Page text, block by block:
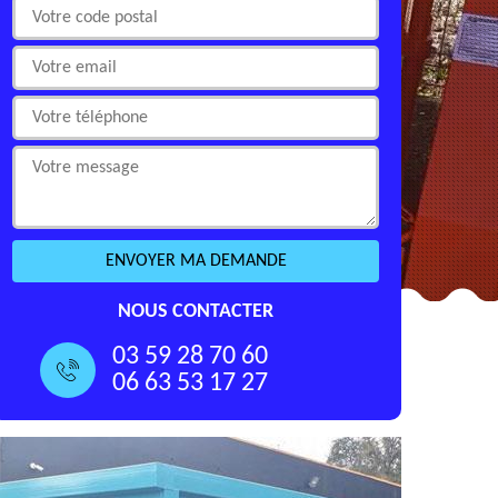
NOUS CONTACTER
03 59 28 70 60
06 63 53 17 27